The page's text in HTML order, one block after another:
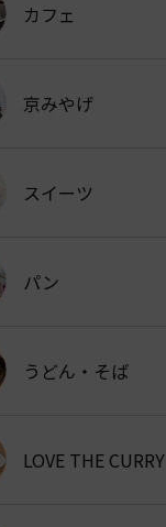
カフェ
京みやげ
スイーツ
パン
うどん・そば
LOVE THE CURRY